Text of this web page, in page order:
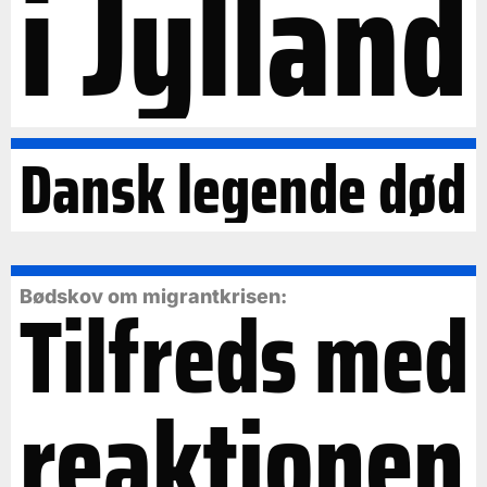
Dansk legende død
Bødskov om migrantkrisen:
Tilfreds med